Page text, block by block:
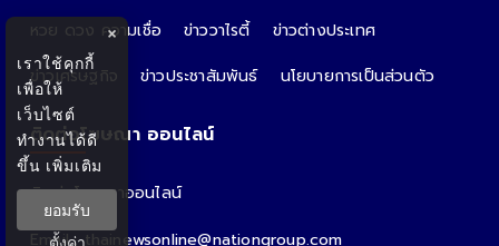
หวย ดวง ความเชื่อ
ข่าววาไรตี้
ข่าวต่างประเทศ
ข่าวเศรษฐกิจ
ข่าวประชาสัมพันธ์ นโยบายการเป็นส่วนตัว
ติดต่อโฆษณา ออนไลน์
ติดต่อโฆษณาออนไลน์
คุณอ้อ
Email : thainewsonline@nationgroup.com
×
เราใช้คุกกี้
เพื่อให้
เว็บไซต์
ทำงานได้ดี
ขึ้น เพิ่มเติม
ยอมรับ